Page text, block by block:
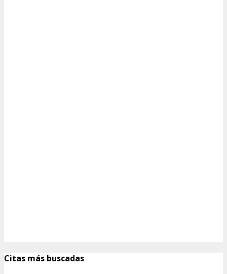
Citas más buscadas